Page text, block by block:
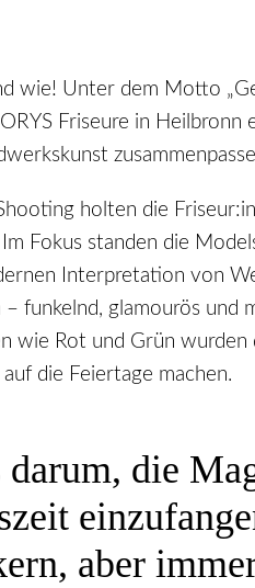
wie! Unter dem Motto
Friseure in
holten die
Fokus standen die
Interpretation von
funkelnd, glamourös und
wie Rot und Grün wurden
die Feiertage machen.
darum, die
aber